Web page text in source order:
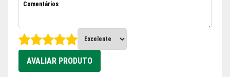
AVALIAR PRODUTO